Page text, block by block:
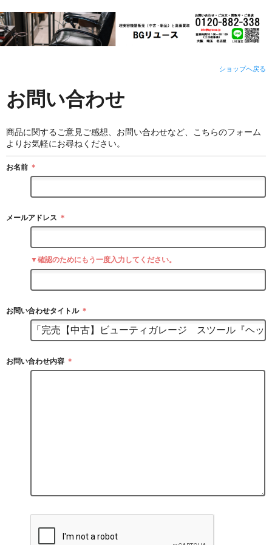
ショップへ戻る
お問い合わせ
商品に関するご意見ご感想、お問い合わせなど、こちらのフォーム
よりお気軽にお尋ねください。
お名前 ＊
メールアドレス ＊
▼確認のためにもう一度入力してください。
お問い合わせタイトル ＊
お問い合わせ内容 ＊